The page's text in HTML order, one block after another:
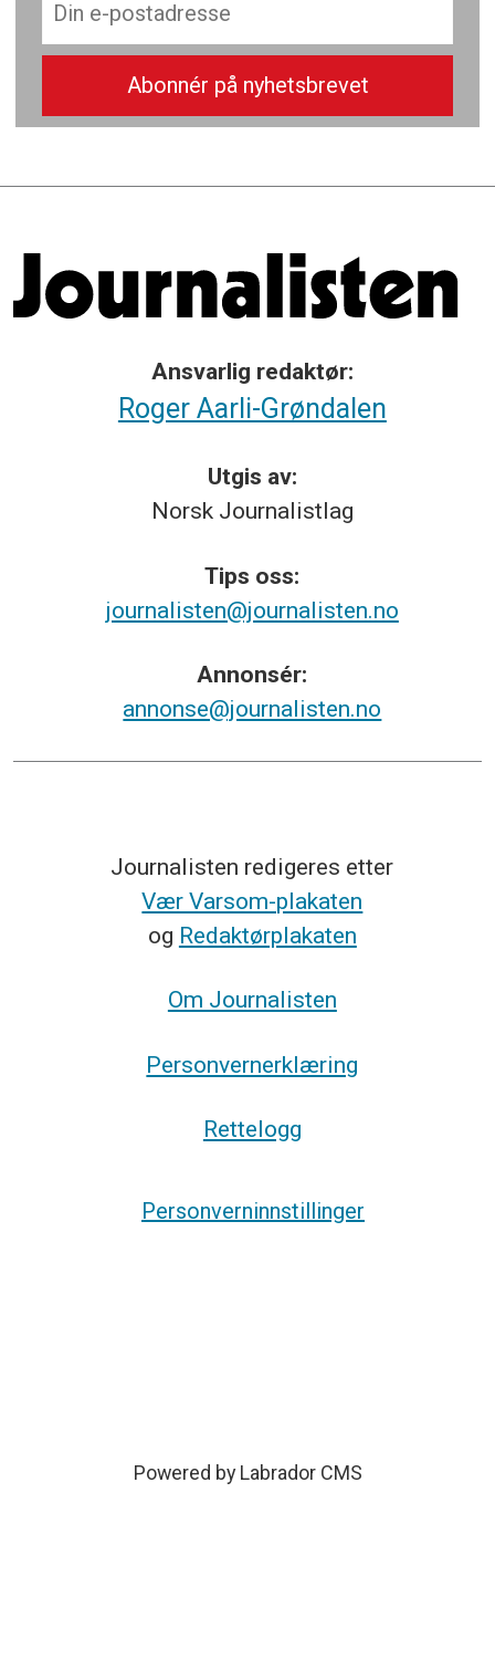
Ansvarlig redaktør:
Roger Aarli-Grøndalen
Utgis av:
Norsk Journalistlag
Tips oss:
journalisten@journalisten.no
Annonsér:
annonse@journalisten.no
Journalisten redigeres etter
Vær Varsom-plakaten
og Redaktørplakaten
Om Journalisten
Personvernerklæring
Rettelogg
Personverninnstillinger
Powered by Labrador CMS